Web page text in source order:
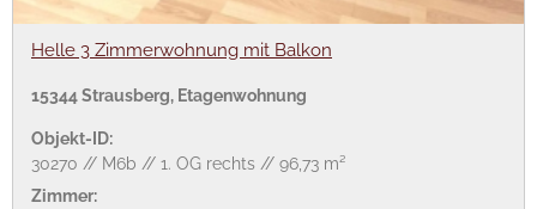
Helle 3 Zimmerwohnung mit Balkon
15344 Strausberg, Etagenwohnung
Objekt-ID:
30270 // M6b // 1. OG rechts // 96,73 m²
Zimmer: